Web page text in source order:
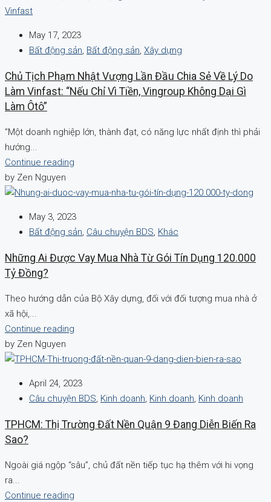
May 17, 2023
Bất động sản, Bất động sản, Xây dựng
Chủ Tịch Phạm Nhật Vượng Lần Đầu Chia Sẻ Về Lý Do
Làm Vinfast: “Nếu Chỉ Vì Tiền, Vingroup Không Dại Gì
Làm Ôtô”
"Một doanh nghiệp lớn, thành đạt, có năng lực nhất định thì phải
hướng...
Continue reading
by Zen Nguyen
May 3, 2023
Bất động sản, Câu chuyện BDS, Khác
Những Ai Được Vay Mua Nhà Từ Gói Tín Dụng 120.000
Tỷ Đồng?
Theo hướng dẫn của Bộ Xây dựng, đối với đối tượng mua nhà ở
xã hội,...
Continue reading
by Zen Nguyen
April 24, 2023
Câu chuyện BDS, Kinh doanh, Kinh doanh, Kinh doanh
TPHCM: Thị Trường Đất Nền Quận 9 Đang Diễn Biến Ra
Sao?
Ngoài giá ngộp “sâu”, chủ đất nền tiếp tục hạ thêm với hi vọng
ra...
Continue reading